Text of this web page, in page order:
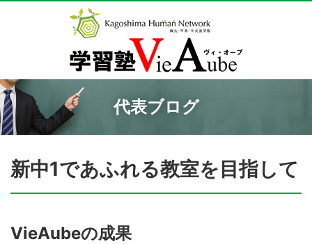
代表ブログ
新中1であふれる教室を目指して
VieAubeの成果